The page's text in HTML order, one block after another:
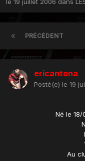
PRÉCÉDENT
ericantona
Posté(e) le 19
Né le 18/
Au